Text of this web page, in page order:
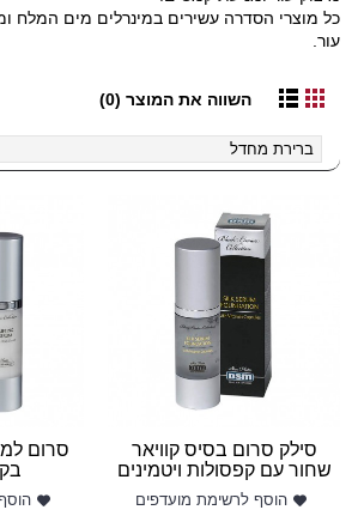
כל מוצרי הסדרה עשירים במינרלים מים המלח
עור.
השווה את המוצר (0)
סילק סרום בסיס קוויאר
שחור עם קפסולות ויטמינים
הוסף לרשימת מועדפים
סרום